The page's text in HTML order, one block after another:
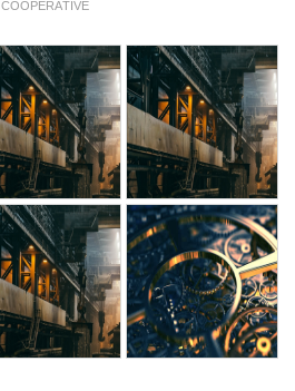
COOPERATIVE